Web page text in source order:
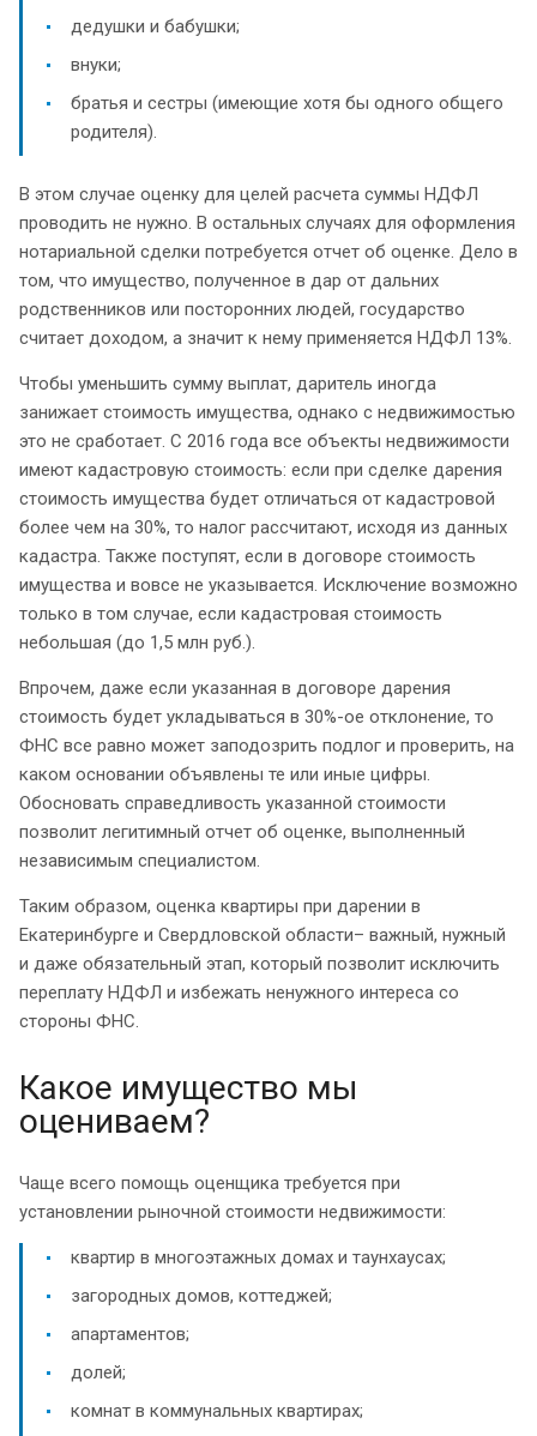
дедушки и бабушки;
внуки;
братья и сестры (имеющие хотя бы одного общего
родителя).
В этом случае оценку для целей расчета суммы НДФЛ
проводить не нужно. В остальных случаях для оформления
нотариальной сделки потребуется отчет об оценке. Дело в
том, что имущество, полученное в дар от дальних
родственников или посторонних людей, государство
считает доходом, а значит к нему применяется НДФЛ 13%.
Чтобы уменьшить сумму выплат, даритель иногда
занижает стоимость имущества, однако с недвижимостью
это не сработает. С 2016 года все объекты недвижимости
имеют кадастровую стоимость: если при сделке дарения
стоимость имущества будет отличаться от кадастровой
более чем на 30%, то налог рассчитают, исходя из данных
кадастра. Также поступят, если в договоре стоимость
имущества и вовсе не указывается. Исключение возможно
только в том случае, если кадастровая стоимость
небольшая (до 1,5 млн руб.).
Впрочем, даже если указанная в договоре дарения
стоимость будет укладываться в 30%-ое отклонение, то
ФНС все равно может заподозрить подлог и проверить, на
каком основании объявлены те или иные цифры.
Обосновать справедливость указанной стоимости
позволит легитимный отчет об оценке, выполненный
независимым специалистом.
Таким образом, оценка квартиры при дарении в
Екатеринбурге и Свердловской области– важный, нужный
и даже обязательный этап, который позволит исключить
переплату НДФЛ и избежать ненужного интереса со
стороны ФНС.
Какое имущество мы
оцениваем?
Чаще всего помощь оценщика требуется при
установлении рыночной стоимости недвижимости:
квартир в многоэтажных домах и таунхаусах;
загородных домов, коттеджей;
апартаментов;
долей;
комнат в коммунальных квартирах;